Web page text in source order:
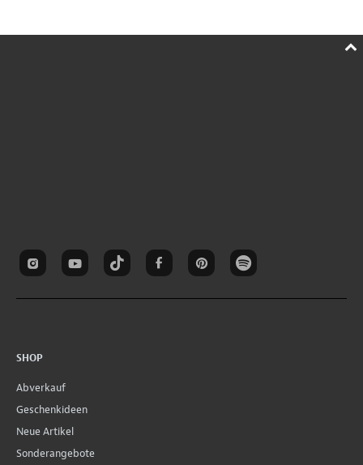
SHOP
Abverkauf
Geschenkideen
Neue Artikel
Sonderangebote